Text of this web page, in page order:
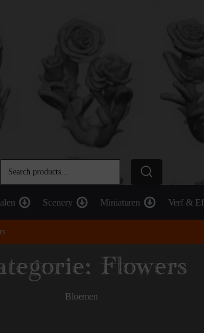
Scenery Miniaturen Verf &
Flowers
Bloemen